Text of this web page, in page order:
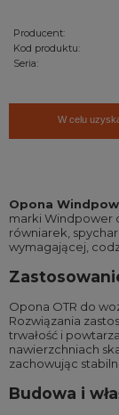
Producent:
Kod produktu:
Seria:
W celu
Opona
marki Windpower
równiarek,
wymagającej,
Opona OTR do
Rozwiązania
trwałość i
nawierzchniach
zachowując
Budowa i